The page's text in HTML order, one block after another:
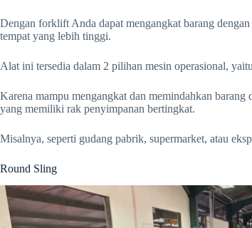
Dengan forklift Anda dapat mengangkat barang
tempat yang lebih tinggi.
Alat ini tersedia dalam 2 pilihan mesin operasional,
Karena mampu mengangkat dan memindahkan
yang memiliki rak penyimpanan bertingkat.
Misalnya, seperti gudang pabrik, supermarket, atau
Round Sling